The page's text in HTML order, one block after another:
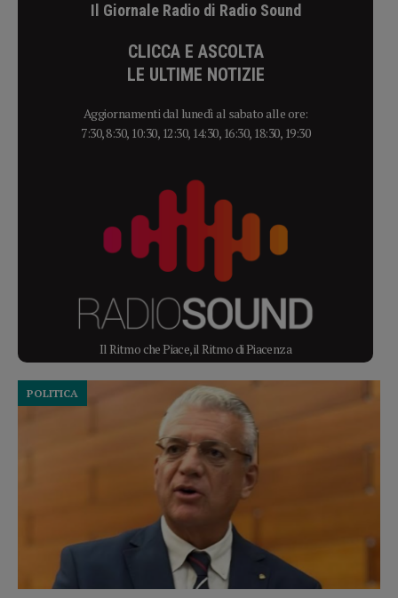
Il Giornale Radio di Radio Sound
CLICCA E ASCOLTA
LE ULTIME NOTIZIE
Aggiornamenti dal lunedì al sabato alle ore:
7:30, 8:30, 10:30, 12:30, 14:30, 16:30, 18:30, 19:30
Il Ritmo che Piace, il Ritmo di Piacenza
POLITICA